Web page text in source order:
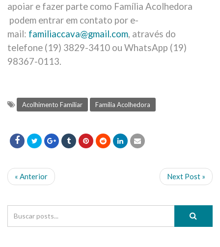
apoiar e fazer parte como Família Acolhedora
podem entrar em contato por e-
mail: familiaccava@gmail.com, através do
telefone (19) 3829-3410 ou WhatsApp (19)
98367-0113.
Acolhimento Familiar Família Acolhedora
« Anterior Next Post »